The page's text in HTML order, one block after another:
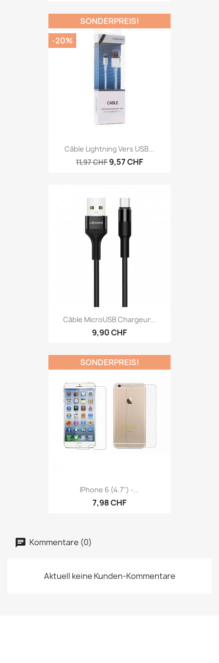
Câble Lightning Vers USB...
11,97 CHF 9,57 CHF
SONDERPREIS!
-20%
Câble MicroUSB Chargeur...
9,90 CHF
IPhone 6 (4.7'') -...
7,98 CHF
SONDERPREIS!
Kommentare (0)
Aktuell keine Kunden-Kommentare